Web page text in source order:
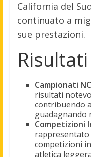
California del
continuato a
sue prestazioni.
Campionati
risultati
contribuendo
guadagnando
Competizioni
rappresentato
competizioni
atletica